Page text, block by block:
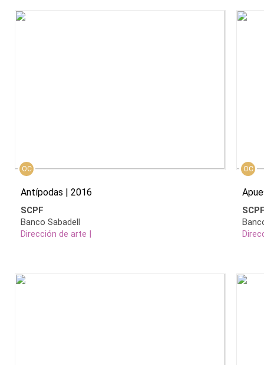
OC
Antípodas | 2016
SCPF
Banco Sabadell
Dirección de arte |
OC